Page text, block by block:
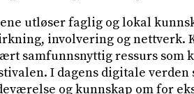
utløser faglig og lokal
involvering og nettverk.
samfunnsnyttig ressurs
I dagens digitale
og kunnskap om for